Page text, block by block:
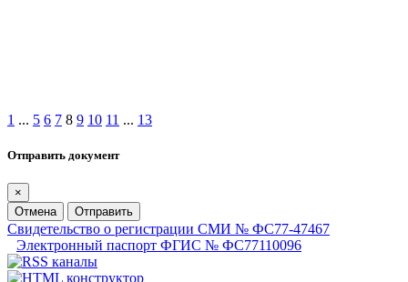
1 ... 5 6 7 8 9 10 11 ... 13
Отправить документ
×
Отмена
Отправить
Свидетельство о регистрации СМИ № ФС77-47467
Электронный паспорт ФГИС № ФС77110096